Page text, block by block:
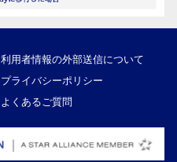
利用者情報の外部送信について
プライバシーポリシー
よくあるご質問